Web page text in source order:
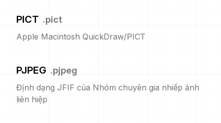
PICT .pict
Apple Macintosh QuickDraw/PICT
PJPEG .pjpeg
Định dạng JFIF của Nhóm chuyên gia nhiếp ảnh
liên hiệp